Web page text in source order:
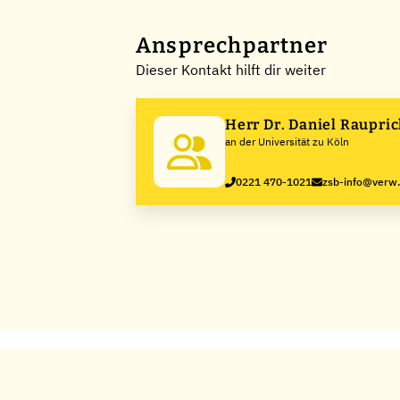
Ansprechpartner
Dieser Kontakt hilft dir weiter
Herr Dr. Daniel
an der Universität zu Köln
0221 470-1021 zsb-